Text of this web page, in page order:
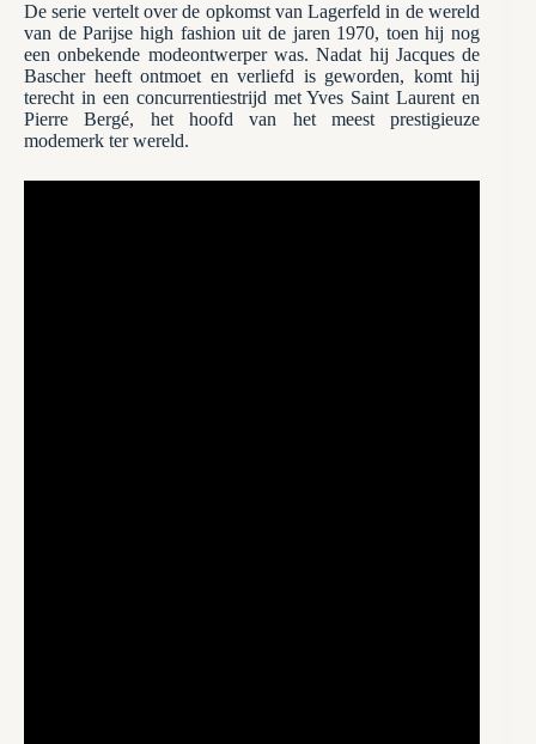
De serie vertelt over de opkomst van Lagerfeld in de wereld
van de Parijse high fashion uit de jaren 1970, toen hij nog
een onbekende modeontwerper was. Nadat hij Jacques de
Bascher heeft ontmoet en verliefd is geworden, komt hij
terecht in een concurrentiestrijd met Yves Saint Laurent en
Pierre Bergé, het hoofd van het meest prestigieuze
modemerk ter wereld.